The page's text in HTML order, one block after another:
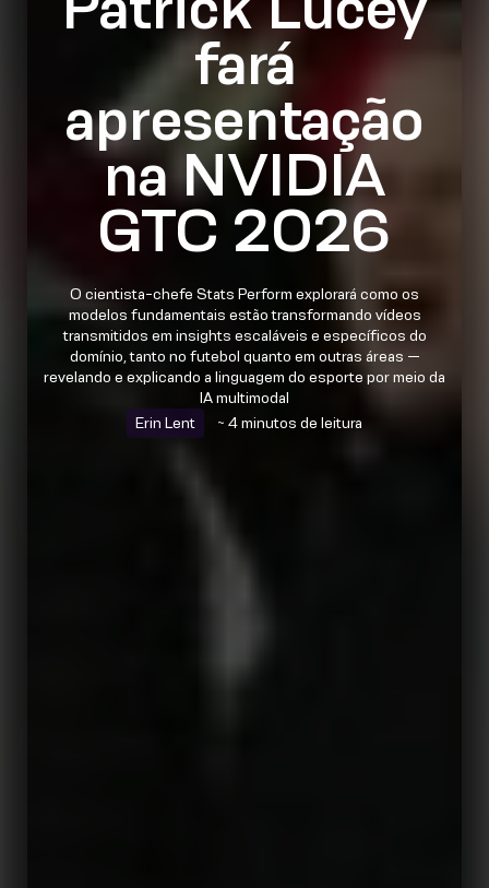
fará
apresentação
na NVIDIA
GTC 2026
O cientista-chefe Stats Perform explorará como os
modelos fundamentais estão transformando vídeos
transmitidos em insights escaláveis e específicos do
domínio, tanto no futebol quanto em outras áreas —
revelando e explicando a linguagem do esporte por meio da
IA multimodal
Erin Lent
~ 4 minutos de leitura